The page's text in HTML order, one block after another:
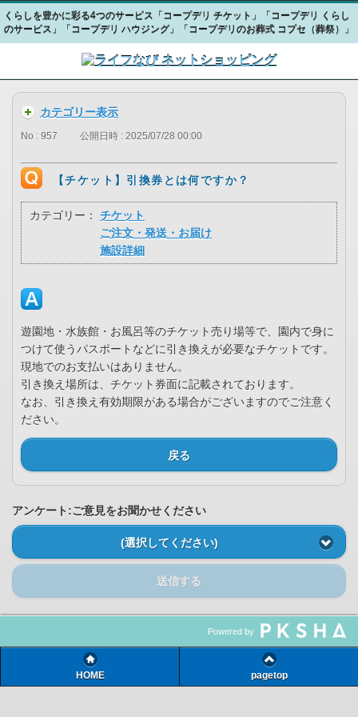
くらしを豊かに彩る4つのサービス「コープデリ チケット」「コープデリ くらし
のサービス」「コープデリ ハウジング」「コープデリのお葬式 コプセ（葬祭）」
カテゴリー表示
No : 957 公開日時 : 2025/07/28 00:00
【チケット】引換券とは何ですか？
カテゴリー：
チケット
ご注文・発送・お届け
施設詳細
遊園地・水族館・お風呂等のチケット売り場等で、園内で身に
つけて使うパスポートなどに引き換えが必要なチケットです。
現地でのお支払いはありません。
引き換え場所は、チケット券面に記載されております。
なお、引き換え有効期限がある場合がございますのでご注意く
ださい。
戻る
アンケート:ご意見をお聞かせください
(選択してください)
送信する
Powered by
HOME pagetop